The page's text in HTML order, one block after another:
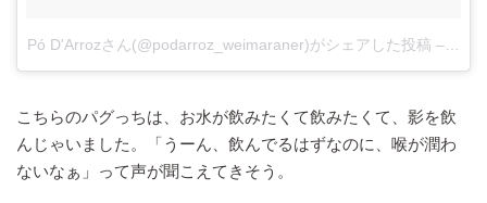
Pó D'Arrozさん(@podarroz_weimaraner)がシェアした投稿 –
こちらのパグっちは、お水が飲みたくて飲みたくて、影を飲
んじゃいました。「うーん、飲んでるはずなのに、喉が潤わ
ないなぁ」って声が聞こえてきそう。